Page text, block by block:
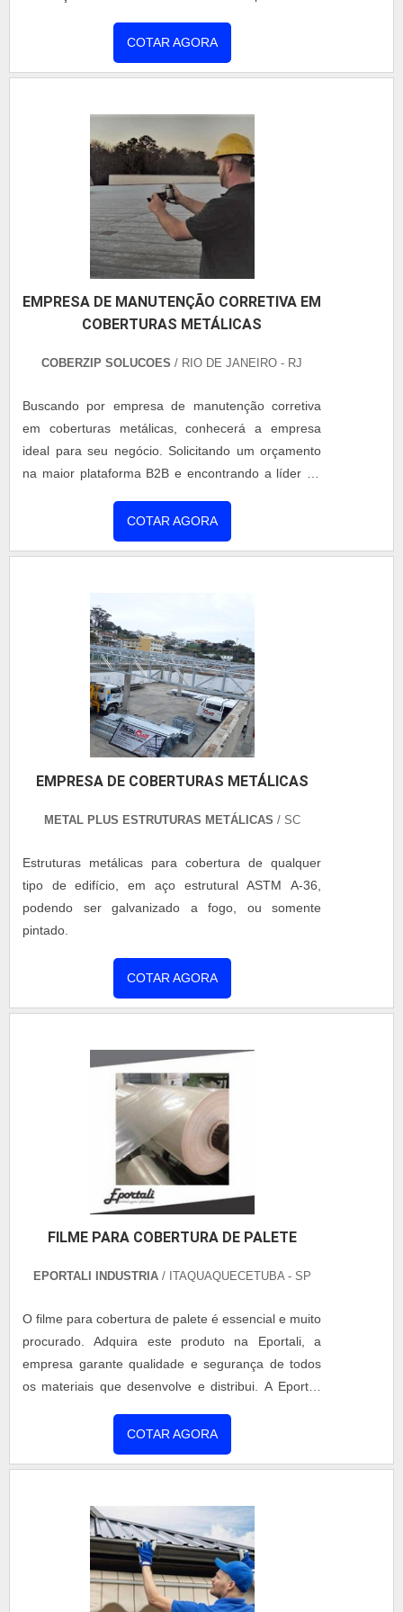
fresco e arejado. A instalação dessas coberturas
devem ser feitas por empresas especializadas, com
obtêm com as coberturas são detalhes que
agregam ao ambiente, como por
exemplo:Aparência;Leveza;Resistência à
corrosão;Propriedades físicas;Propriedades
mecânicas;Capacidade de
conformação;Reciclabilidade.Dissipador de
moderno;Custo benefício;Praticidade na montagem
e instalação;Proteção anti-UV;Leveza/
ensolarados pois com isso a temperatura fresca se
mantém e em dias de chuva, a intempérie não
ultrapassa.EMPRESA DE COBERTURAS DE
ALUMÍNIO E VIDRO DE QUALIDADEA Tecnoteto
segura, com exclusivo rebordado em suas chapas.
brises e telhados, desenvolvidos com exclusividade
e patenteados pela empresa..
COTAR AGORA
EMPRESA DE MANUTENÇÃO CORRETIVA EM
COBERTURAS METÁLICAS
COBERZIP SOLUCOES / RIO DE JANEIRO - RJ
Buscando por empresa de manutenção corretiva
em coberturas metálicas, conhecerá a empresa
ideal para seu negócio. Solicitando um orçamento
na maior plataforma B2B e encontrando a líder do
manutenção em coberturas metálicas, com a
Coberzip é possível encontrar precisão com
CORRETIVA EM COBERTURAS METÁLICASHá
muitas maneiras eficientes de demonstrar
competência e excelência em sua área de atuação.
A Coberzip canaliza seus esforços em criar aos
parceiros uma estrutura com: Escritório de alta
qualidade onde são realizadas as atividades;
Tecnologia de ponta; Equipamentos de última
manutenção em coberturas metálicas com
assertividade. Ainda focando na qualidade em
metálicas, sempre deve-se buscar uma empresa
que tenha produtos e serviços com ótima qualidade
e precisão, detalhes primordiais que são deixados
de lado por muitas empresas que não focam na
explana o segmento de manutenções em
tudo que há de mais atual para garantir a qualidade
final para cada cliente. Na organização é possível
encontrar uma equipe com profissionais certificados
que terão grande satisfação em melhor
atender.OUTRAS INFORMAÇÕES SOBRE A
EMPRESASomente na Coberzip existe o que há de
melhor em manutenções em coberturas metálicas.
São opções variadas que a empresa oferece, como
reformas/retrofit e painel térmico com ótima
investiu em profissionais competentes e em
empresa que tem sido apontada de forma positiva
no mercado por toda seriedade e qualidade, o que
garante o sucesso dos clientes de ponta a ponta.
COTAR AGORA
EMPRESA DE COBERTURAS METÁLICAS
METAL PLUS ESTRUTURAS METÁLICAS / SC
Estruturas metálicas para cobertura de qualquer
tipo de edifício, em aço estrutural ASTM A-36,
podendo ser galvanizado a fogo, ou somente
pintado.
COTAR AGORA
FILME PARA COBERTURA DE PALETE
EPORTALI INDUSTRIA/ ITAQUAQUECETUBA - SP
O filme para cobertura de palete é essencial e muito
procurado. Adquira este produto na Eportali, a
empresa garante qualidade e segurança de todos
os materiais que desenvolve e distribui. A Eportali
COTAR AGORA